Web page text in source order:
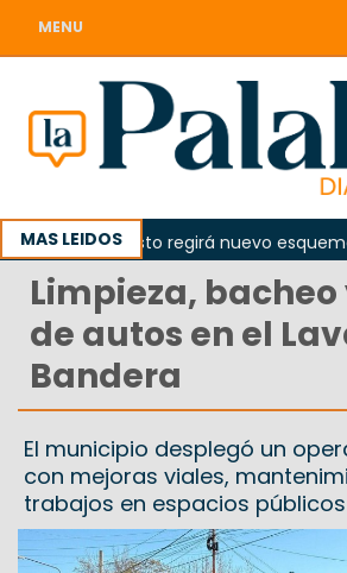
MENU
MAS LEIDOS
de agosto regirá nuevo esquema de
Limpieza,
de autos en el
Bandera
El municipio desplegó un
con mejoras viales,
trabajos en espacios públicos